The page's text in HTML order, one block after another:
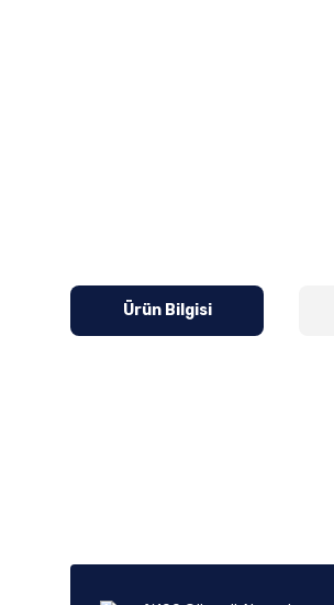
Ürün Bilgisi